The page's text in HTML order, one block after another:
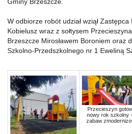
W odbiorze robót udział wziął
Kobielusz wraz z sołtysem
Brzeszcze Mirosławem Boroniem oraz
Szkolno-Przedszkolnego nr 1 Eweliną
Przecieszyn
nowy rok szkolny
zabaw